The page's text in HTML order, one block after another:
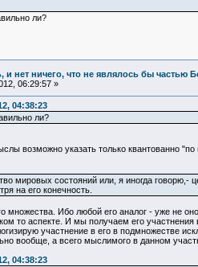
ли?
и нет ничего, что не являлось бы частью
06:29:57 »
04:38:23
ли?
возможно указать только квантованно "по
мировых состояний или, я иногда говорю,-
на его конечность.
множества. Ибо любой его аналог - уже не оно.
то аспекте. И мы получаем его
участнение в его в подмножестве
вообще, а всего мыслимого в данном
04:38:23